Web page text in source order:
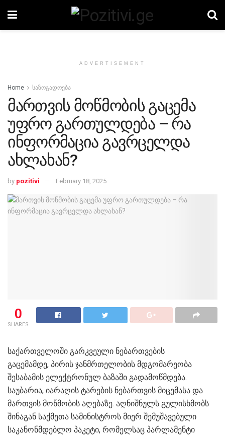
ADVERTISEMENT
Home საზოგადოება
მართვის მოწმობის გაცემა
უფრო გართულდება – რა
ინფორმაცია გავრცელდა
ახლახან?
by pozitivi February 18, 2025
0
SHARES
საქართველოში გარკვეული ნებართვების
გაცემამდე, პირის ჯანმრთელობის მდგომარეობა
შესაბამის ელექტრონულ ბაზაში გადამოწმდება.
საუბარია, იარაღის ტარების ნებართვის მიცემასა და
მართვის მოწმობის აღებაზე. აღნიშნულს გულისხმობს
შინაგან საქმეთა სამინისტროს მიერ შემუშავებული
საკანონმდებლო პაკეტი, რომელსაც პარლამენტი